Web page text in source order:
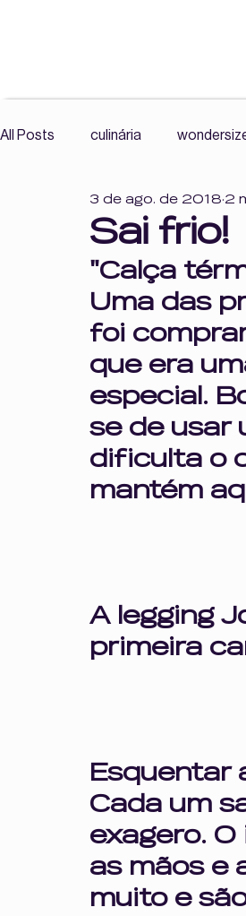
All Posts culinária
exercícios mercado livre
comunidade
Cultura Fitness, Corpo e
Profissionalismo e Escuta
inteligência emocional
Sai frio!
3 de ago. de 2018 2
"Calça
Uma das
foi
que era
especial.
se de usar
dificulta o
mantém
A legging
primeira
Esquentar
Cada um
exagero.
as mãos e
muito e